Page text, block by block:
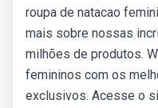
roupa de natacao
mais sobre nossas
milhões de produtos.
femininos com os
exclusivos. Acesse o